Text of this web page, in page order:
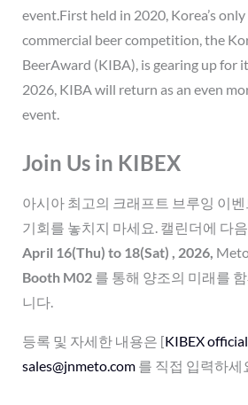
event.First held in 2020, Korea’s
commercial beer competition, the
BeerAward (KIBA), is gearing up for
2026, KIBA will return as an even
event.
Join Us in KIBEX
아시아 최고의 크래프트 브루잉 이
기회를 놓치지 마세요. 캘린더에 다
April 16(Thu) to 18(Sat) , 2026,
Booth M02를 통해 양조의 미래를
니다.
등록 및 자세한 내용은 [KIBEX
sales@jnmeto.com를 직접 입력하세